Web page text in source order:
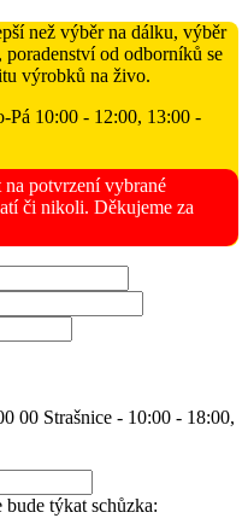
než výběr na dálku, výběr
od odborníků se
výrobků na živo.
Pá 10:00 - 12:00, 13:00 -
potvrzení vybrané
či nikoli. Děkujeme za
00 Strašnice - 10:00 - 18:00,
bude týkat schůzka: